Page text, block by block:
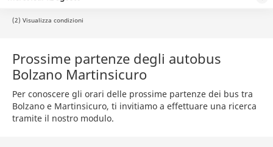
(2) Visualizza condizioni
Prossime partenze degli autobus
Bolzano Martinsicuro
Per conoscere gli orari delle prossime partenze dei bus tra
Bolzano e Martinsicuro, ti invitiamo a effettuare una ricerca
tramite il nostro modulo.